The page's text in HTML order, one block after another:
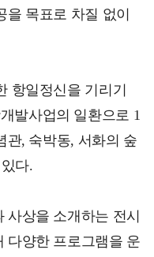
을 목표로 차질 없이
항일정신을 기리기
발사업의 일환으로 1
관, 숙박동, 서화의 숲
다.
사상을 소개하는 전시
다양한 프로그램을 운